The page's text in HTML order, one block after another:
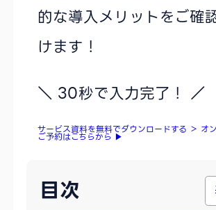
的な導入メリットをご確
けます！
＼ 30秒で入力完了！ ／
サービス資料を無料でダウンロードする ＞ オ
ご予約はこちらから ▶
目次